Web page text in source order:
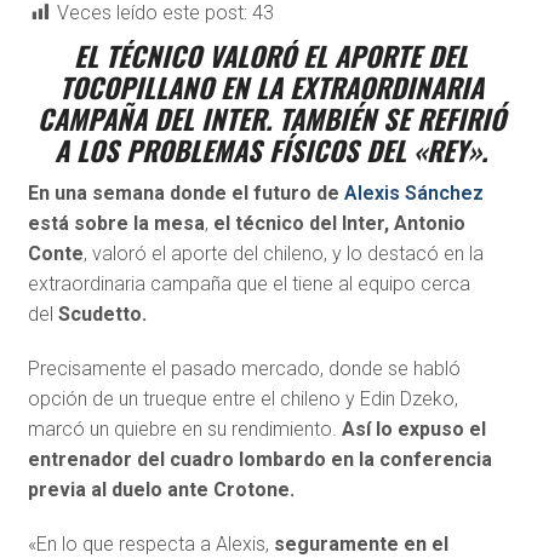
Veces leído este post: 43
EL TÉCNICO VALORÓ EL APORTE DEL
TOCOPILLANO EN LA EXTRAORDINARIA
CAMPAÑA DEL INTER. TAMBIÉN SE REFIRIÓ
A LOS PROBLEMAS FÍSICOS DEL «REY».
En una semana donde el futuro de Alexis Sánchez
está sobre la mesa, el técnico del Inter, Antonio
Conte, valoró el aporte del chileno, y lo destacó en la
extraordinaria campaña que el tiene al equipo cerca
del Scudetto.
Precisamente el pasado mercado, donde se habló
opción de un trueque entre el chileno y Edin Dzeko,
marcó un quiebre en su rendimiento. Así lo expuso el
entrenador del cuadro lombardo en la conferencia
previa al duelo ante Crotone.
«En lo que respecta a Alexis, seguramente en el